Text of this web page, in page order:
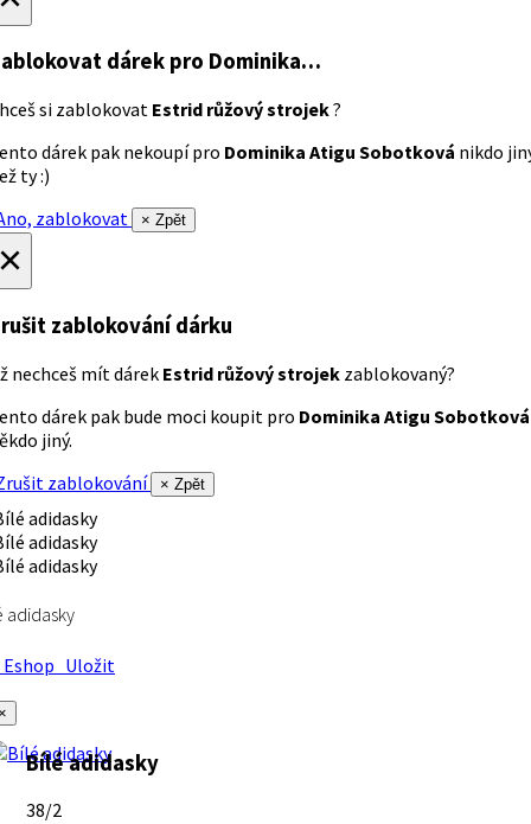
dárek pro Dominika…
si zablokovat Estrid růžový strojek?
dárek pak nekoupí pro Dominika Atigu Sobotková nikdo
ty :)
zablokovat
× Zpět
zablokování dárku
nechceš mít dárek Estrid růžový strojek zablokovaný?
dárek pak bude moci koupit pro Dominika Atigu Sobotková
jiný.
zablokování
× Zpět
adidasky
Uložit
Bílé adidasky
38/2